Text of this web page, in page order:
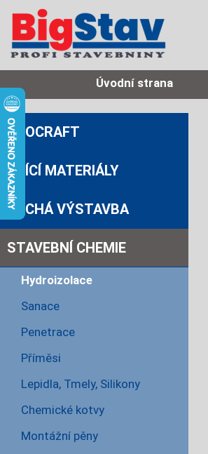
Úvodní strana
PROCRAFT
ZDÍCÍ MATERIÁLY
SUCHÁ VÝSTAVBA
STAVEBNÍ CHEMIE
Hydroizolace
Sanace
Penetrace
Příměsi
Lepidla, Tmely, Silikony
Chemické kotvy
Montážní pěny